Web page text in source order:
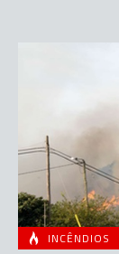
INCÊNDIOS